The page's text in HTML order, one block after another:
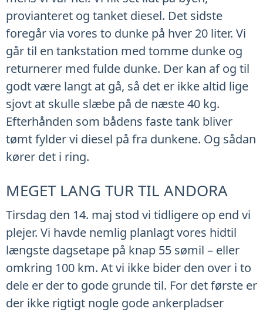
provianteret og tanket diesel. Det sidste
foregår via vores to dunke på hver 20 liter. Vi
går til en tankstation med tomme dunke og
returnerer med fulde dunke. Der kan af og til
godt være langt at gå, så det er ikke altid lige
sjovt at skulle slæbe på de næste 40 kg.
Efterhånden som bådens faste tank bliver
tømt fylder vi diesel på fra dunkene. Og sådan
kører det i ring.
MEGET LANG TUR TIL ANDORA
Tirsdag den 14. maj stod vi tidligere op end vi
plejer. Vi havde nemlig planlagt vores hidtil
længste dagsetape på knap 55 sømil – eller
omkring 100 km. At vi ikke bider den over i to
dele er der to gode grunde til. For det første er
der ikke rigtigt nogle gode ankerpladser